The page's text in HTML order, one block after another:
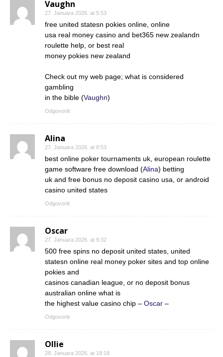
Vaughn
27. Januara 2026. at 5:53
free united statesn pokies online, online
usa real money casino and bet365 new zealandn
roulette help, or best real
money pokies new zealand
Check out my web page; what is considered
gambling
in the bible (Vaughn)
Odgovoriti
Alina
27. Januara 2026. at 8:53
best online poker tournaments uk, european roulette
game software free download (Alina) betting
uk and free bonus no deposit casino usa, or android
casino united states
Odgovoriti
Oscar
27. Januara 2026. at 9:32
500 free spins no deposit united states, united
statesn online real money poker sites and top online
pokies and
casinos canadian league, or no deposit bonus
australian online what is
the highest value casino chip – Oscar –
Odgovoriti
Ollie
28. Januara 2026. at 18:18